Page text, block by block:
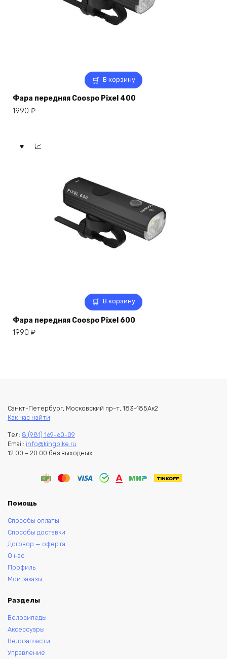
В корзину
Фара передняя Coospo Pixel 400
1990 ₽
В корзину
Фара передняя Coospo Pixel 600
1990 ₽
Санкт-Петербург, Московский пр-т, 183-185Ак2
Как нас найти
Тел: 8 (981) 169-60-09
Email: info@kingbike.ru
12.00 – 20.00 без выходных
Помощь
Способы оплаты
Способы доставки
Договор — оферта
О нас
Профиль
Мои заказы
Разделы
Велосипеды
Аксессуары
Велозапчасти
Управление